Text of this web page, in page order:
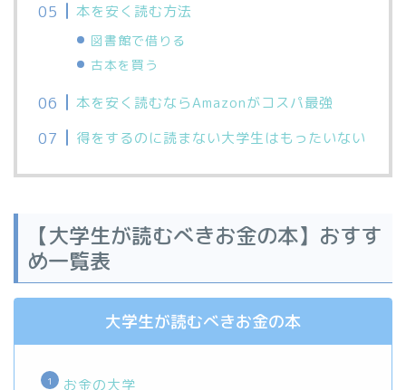
本を安く読む方法
図書館で借りる
古本を買う
本を安く読むならAmazonがコスパ最強
得をするのに読まない大学生はもったいない
【大学生が読むべきお金の本】おすす
め一覧表
大学生が読むべきお金の本
お金の大学